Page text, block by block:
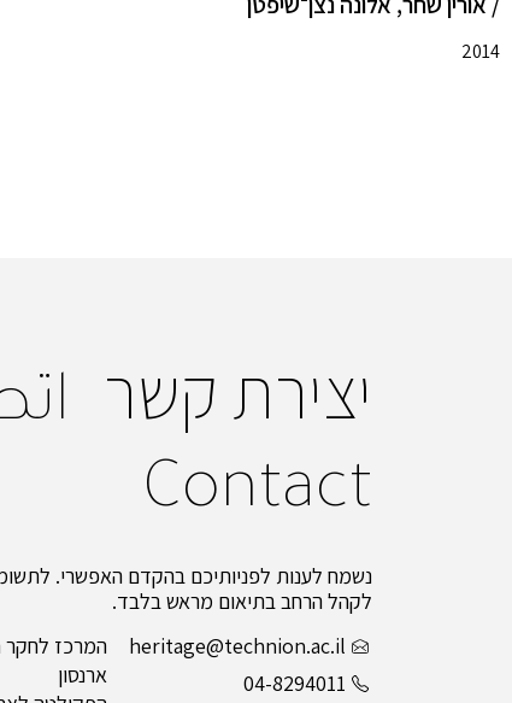
2014
יצירת קשר
Contact
נשמח לענות לפניותיכם בהקדם האפשרי.
לקהל הרחב בתיאום מראש בלבד.
heritage@technion.ac.il
04-8294011
המרכז לחקר
ארנסון